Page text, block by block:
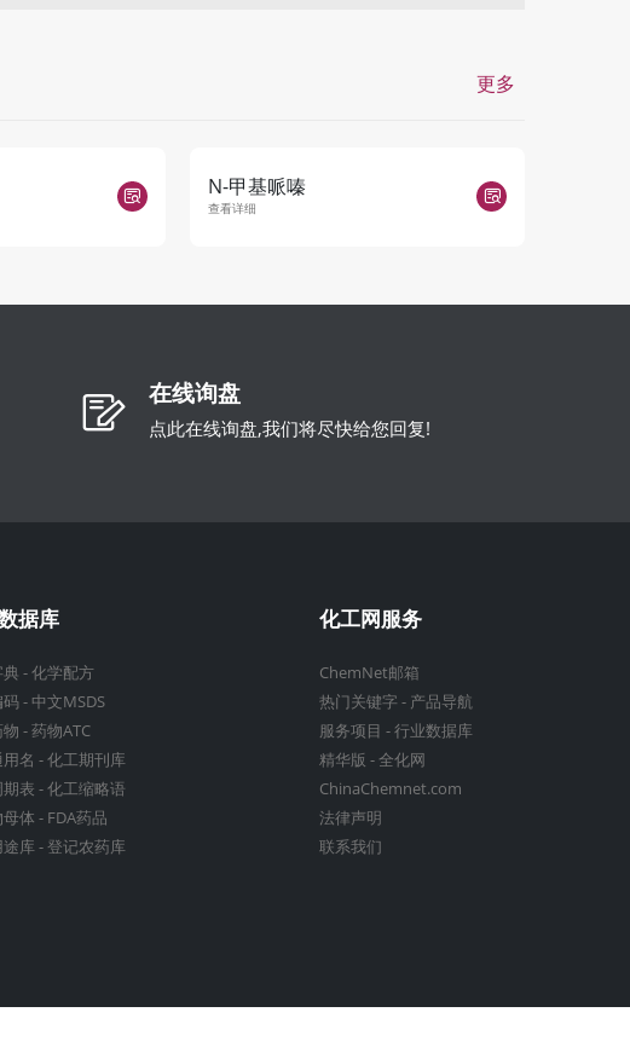
更多
N-甲基哌嗪
查看详细
在线询盘
点此在线询盘,我们将尽快给您回复!
据库
-化学配方
码- 中文MSDS
-药物ATC
名 -化工期刊库
表 -化工缩略语
体 - FDA药品
库-登记农药库
化工网服务
ChemNet邮箱
热门关键字- 产品导航
服务项目 -行业数据库
精华版 -全化网
ChinaChemnet.com
法律声明
联系我们